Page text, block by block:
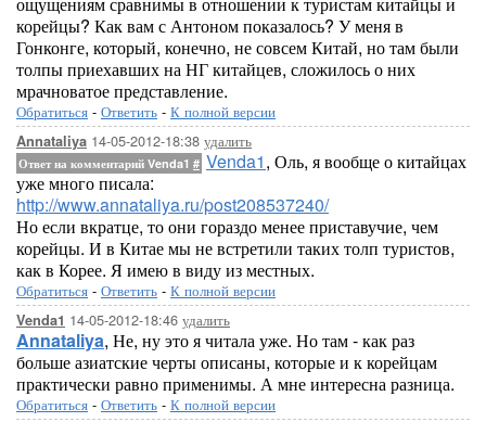
корейцы? Как вам с Антоном показалось? У меня в
Гонконге, который, конечно, не совсем Китай, но там были
толпы приехавших на НГ китайцев, сложилось о них
мрачноватое представление.
Обратиться - Ответить - К полной версии
Annataliya 14-05-2012-18:38 удалить
Ответ на комментарий Venda1 # Venda1, Оль, я вообще о китайцах
уже много писала:
http://www.annataliya.ru/post208537240/
Но если вкратце, то они гораздо менее приставучие, чем
корейцы. И в Китае мы не встретили таких толп туристов,
как в Корее. Я имею в виду из местных.
Обратиться - Ответить - К полной версии
Venda1 14-05-2012-18:46 удалить
Annataliya, Не, ну это я читала уже. Но там - как раз
больше азиатские черты описаны, которые и к корейцам
практически равно применимы. А мне интересна разница.
Обратиться - Ответить - К полной версии